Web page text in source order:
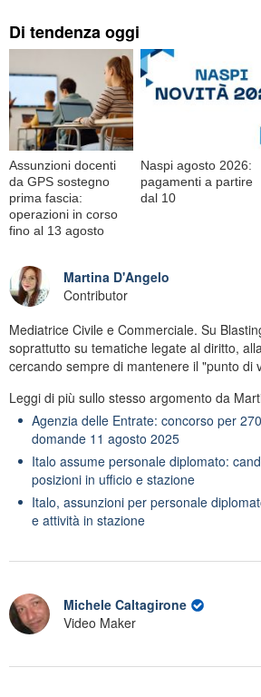
Di tendenza oggi
Assunzioni docenti
da GPS sostegno
prima fascia:
operazioni in corso
fino al 13 agosto
Naspi agosto 2026:
pagamenti a partire
dal 10
Martina D'Angelo
Contributor
Mediatrice Civile e Commerciale. Su
soprattutto su tematiche legate al diritto,
cercando sempre di mantenere il "punto di
Leggi di più sullo stesso argomento da
Agenzia delle Entrate: concorso per
domande 11 agosto 2025
Italo assume personale diplomato:
posizioni in ufficio e stazione
Italo, assunzioni per personale
e attività in stazione
Michele Caltagirone
Video Maker